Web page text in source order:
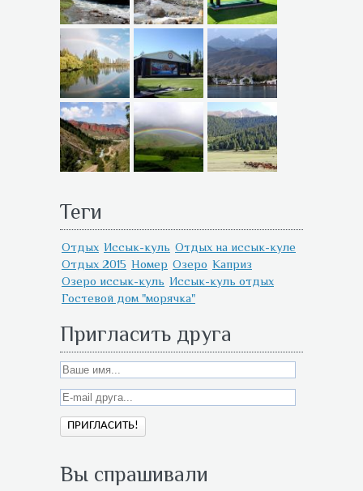
Теги
Отдых Иссык-куль Отдых на иссык-куле
Отдых 2015 Номер Озеро Каприз
Озеро иссык-куль Иссык-куль отдых
Гостевой дом "морячка"
Пригласить друга
Вы спрашивали